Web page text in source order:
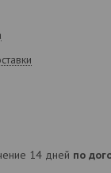
14 дней по